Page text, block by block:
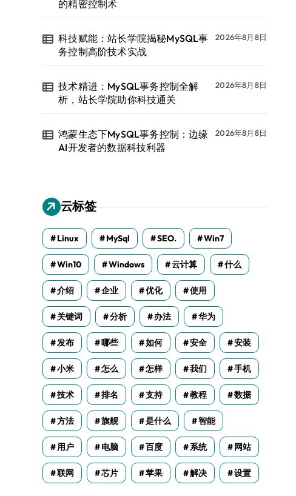
的精密控制术
科技赋能：站长学院揭秘MySQL事
务控制高阶技术实战
2026年8月8日
技术精进：MySQL事务控制全解
析，站长学院助你科技通关
2026年8月8日
鸿蒙生态下MySQL事务控制：边缘
AI开发者的数据科技利器
2026年8月8日
云标签
Linux MySql SEO. Win7
Win10 Windows 云计算 什么
介绍 企业 优化 使用
关键词 分析 办法 华为
发布 哪些 如何 安全 安装
小米 怎么 怎样 我们 手机
技术 排名 支持 教程 数据
方法 旗舰 是什么 智能
用户 电脑 百度 系统 网站
联网 芯片 苹果 解决 设置